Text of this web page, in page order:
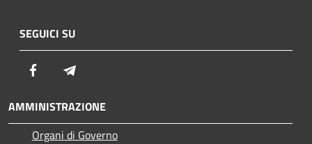
SEGUICI SU
Facebook
AMMINISTRAZIONE
Organi di Governo